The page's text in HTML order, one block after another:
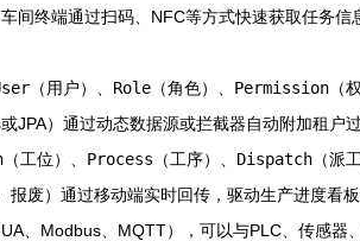
终端通过扫码、NFC等方式快速获取任务信
（用户）、 Role （角色）、 Permission （
）通过动态数据源或拦截器自动附加租户
（工位）、 Process （工序）、 Dispatch （派
废）通过移动端实时回传，驱动生产进度看板
、Modbus、MQTT），可以与PLC、传感